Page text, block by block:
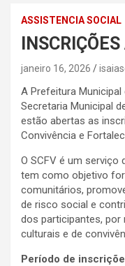
ASSISTENCIA SOCIAL
janeiro 16, 2026
A Prefeitura
Secretaria Municipal
estão abertas as
Convivência e
O SCFV é um serviço
tem como objetivo
comunitários,
de risco social e
dos participantes, por
culturais e de
Período de